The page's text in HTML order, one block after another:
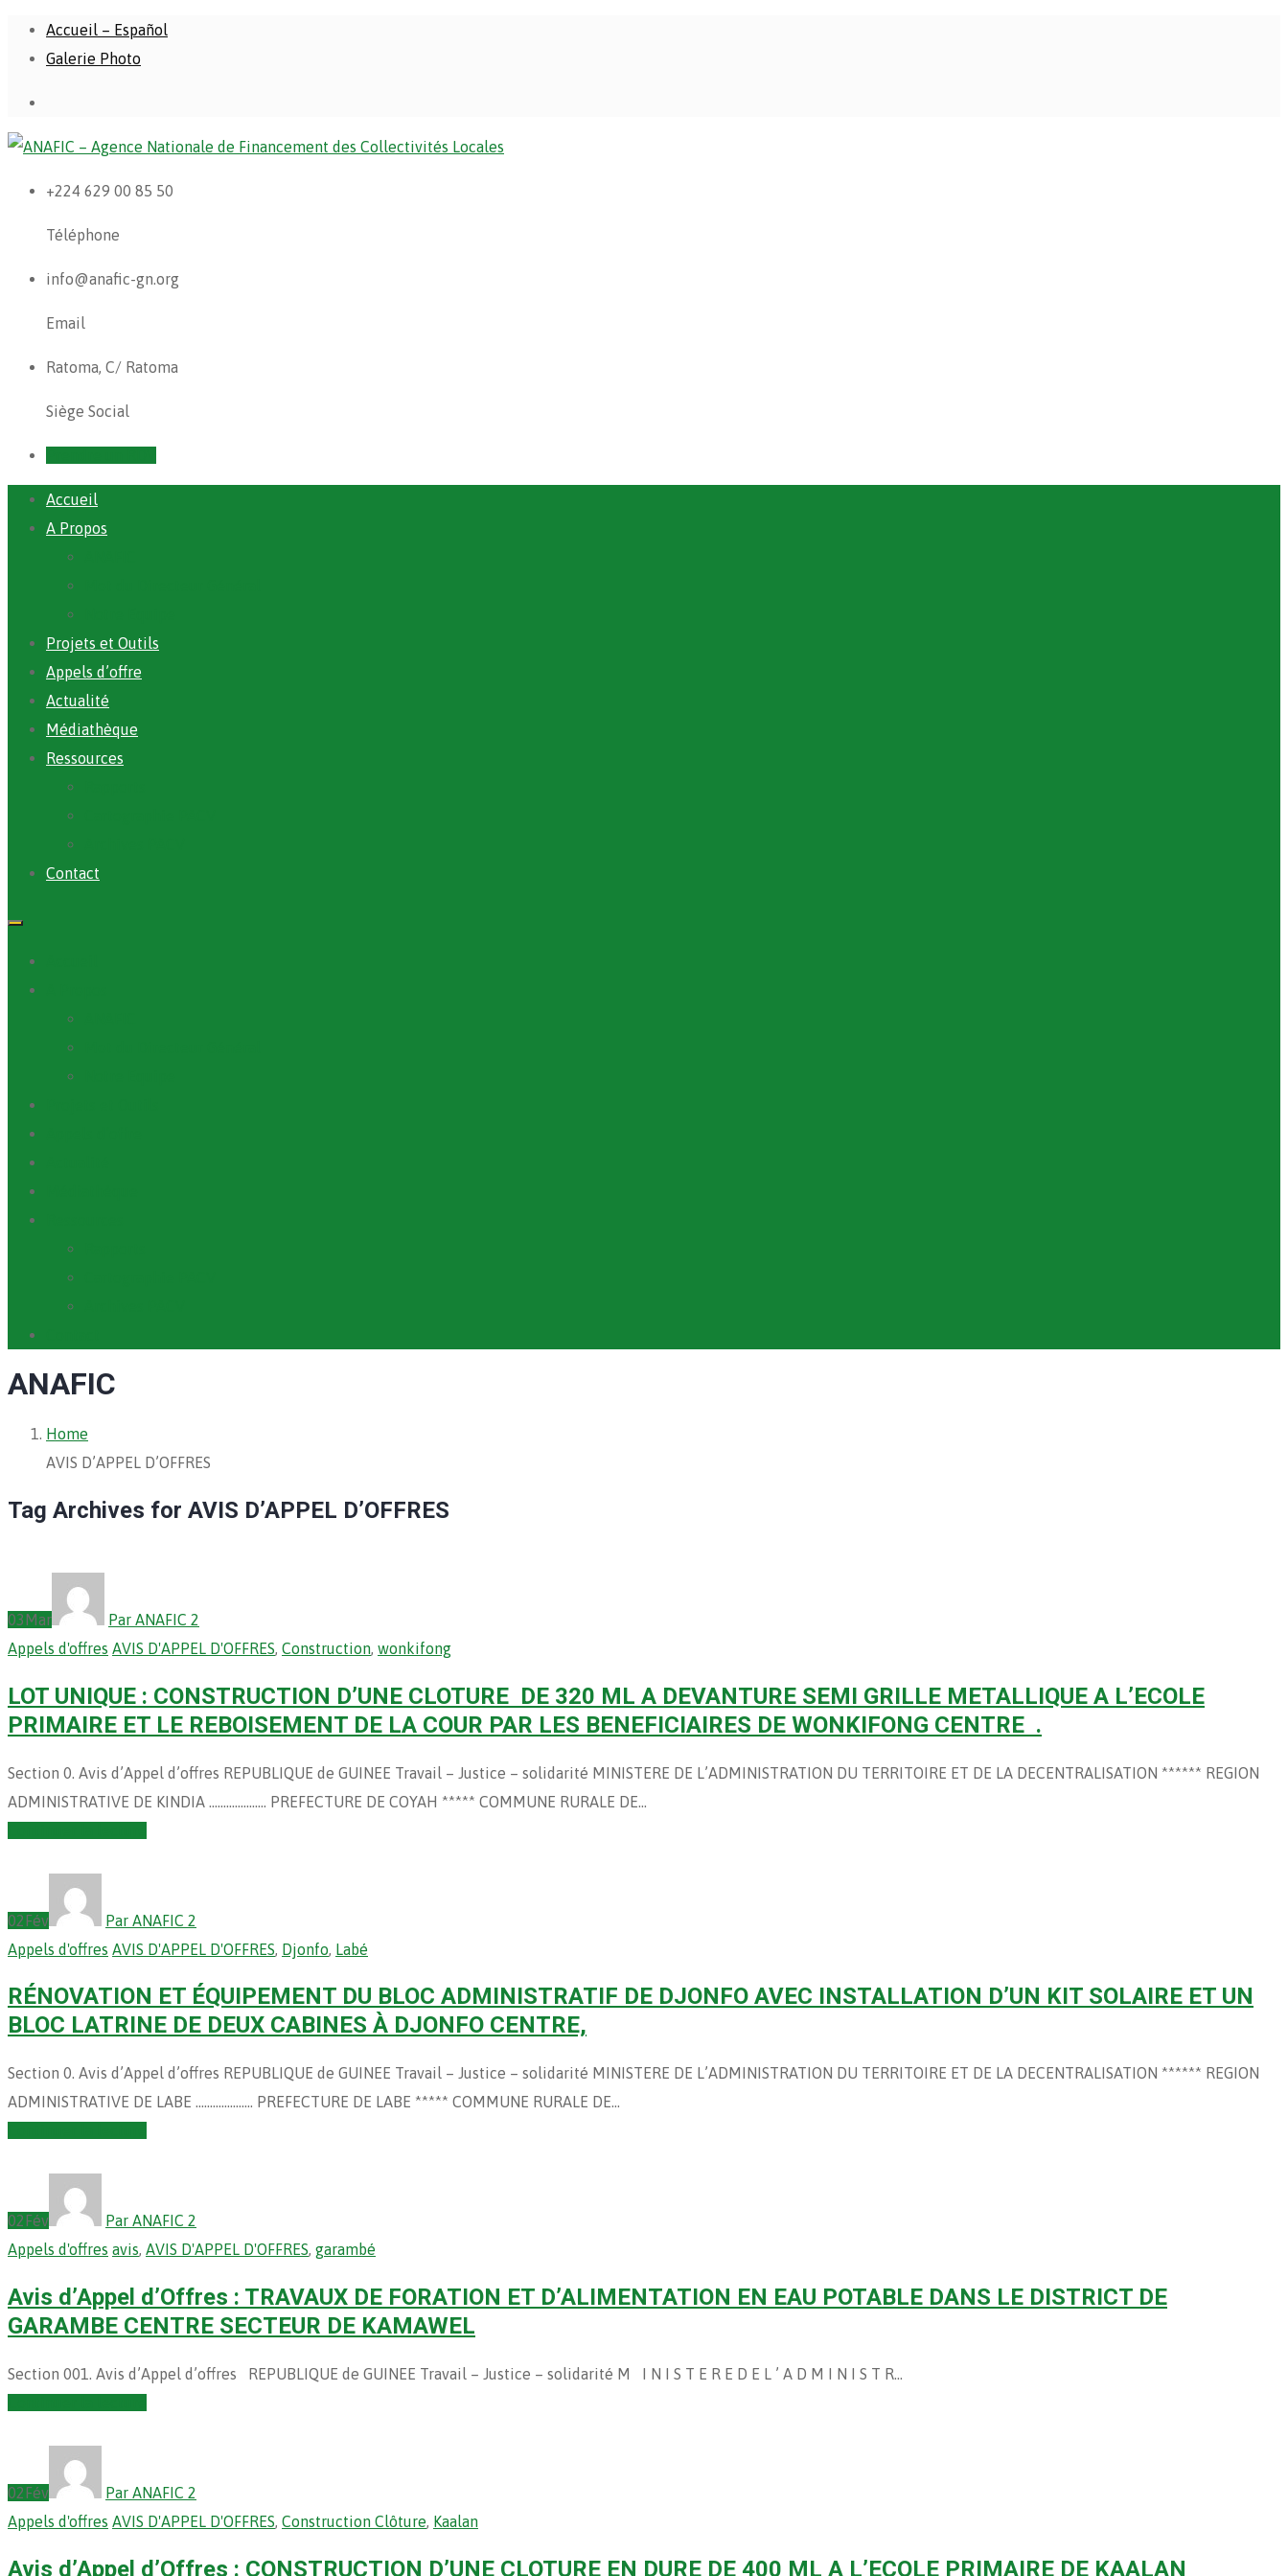
Accueil – Español
Galerie Photo
+224 629 00 85 50
Téléphone
info@anafic-gn.org
Email
Ratoma, C/ Ratoma
Siège Social
Accueil
A Propos
Projets et Outils
Appels d’offre
Actualité
Médiathèque
Ressources
Contact
ANAFIC
Home
AVIS D’APPEL D’OFFRES
Tag Archives for AVIS D’APPEL D’OFFRES
03Mar
Par ANAFIC 2
Appels d'offres AVIS D'APPEL D'OFFRES, Construction, wonkifong
LOT UNIQUE : CONSTRUCTION D’UNE CLOTURE DE 320 ML A DEVANTURE SEMI GRILLE METALLIQUE A L’ECOLE
PRIMAIRE ET LE REBOISEMENT DE LA COUR PAR LES BENEFICIAIRES DE WONKIFONG CENTRE .
Section 0. Avis d’Appel d’offres REPUBLIQUE de GUINEE Travail – Justice – solidarité MINISTERE DE L’ADMINISTRATION DU TERRITOIRE ET DE LA DECENTRALISATION ****** REGION
ADMINISTRATIVE DE KINDIA ……………….. PREFECTURE DE COYAH ***** COMMUNE RURALE DE…
02Fév
Par ANAFIC 2
Appels d'offres AVIS D'APPEL D'OFFRES Djonfo Labé
RÉNOVATION ET ÉQUIPEMENT DU BLOC ADMINISTRATIF DE DJONFO AVEC INSTALLATION D’UN KIT SOLAIRE ET UN
BLOC LATRINE DE DEUX CABINES À DJONFO CENTRE,
Section 0. Avis d’Appel d’offres REPUBLIQUE de GUINEE Travail – Justice – solidarité MINISTERE DE L’ADMINISTRATION DU TERRITOIRE ET DE LA DECENTRALISATION ****** REGION
ADMINISTRATIVE DE LABE ……………….. PREFECTURE DE LABE ***** COMMUNE RURALE DE…
02 Fév
Par ANAFIC 2
Appels d'offres avis, AVIS D'APPEL D'OFFRES, garambé
Avis d’Appel d’Offres : TRAVAUX DE FORATION ET D’ALIMENTATION EN EAU POTABLE DANS LE DISTRICT DE
GARAMBE CENTRE SECTEUR DE KAMAWEL
Section 001. Avis d’Appel d’offres REPUBLIQUE de GUINEE Travail – Justice – solidarité M I N I S T E R E D E L ’ A D M I N I S T R…
02Fév
Par ANAFIC 2
Appels d'offres AVIS D'APPEL D'OFFRES, Construction Clôture, Kaalan
Avis d’Appel d’Offres : CONSTRUCTION D’UNE CLOTURE EN DURE DE 400 ML A L’ECOLE PRIMAIRE DE KAALAN